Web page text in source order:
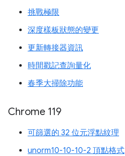
挑戰極限
深度樣板狀態的變更
更新轉接器資訊
時間戳記查詢量化
春季大掃除功能
Chrome 119
可篩選的 32 位元浮點紋理
unorm10-10-10-2 頂點格式